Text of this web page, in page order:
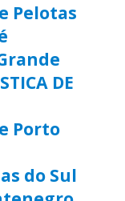
Pelotas
DE
Porto
do Sul